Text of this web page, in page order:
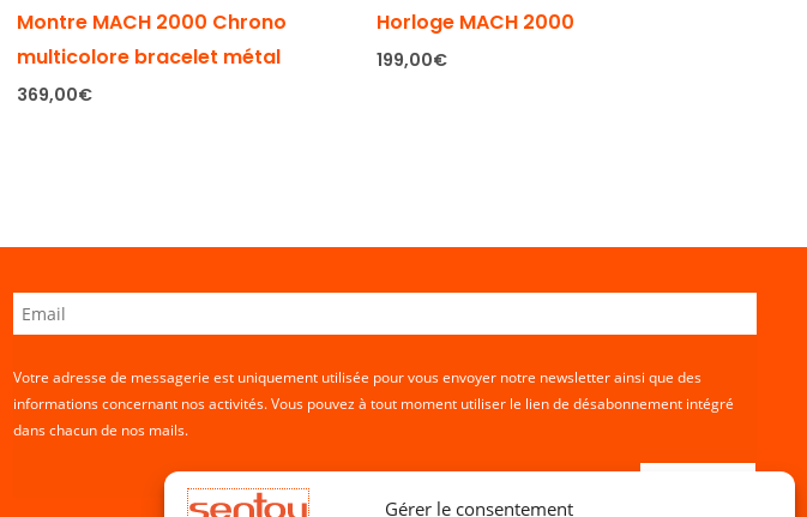
Gérer le consentement
Montre MACH 2000 Chrono
multicolore bracelet métal
369,00€
Horloge MACH 2000
199,00€
Votre adresse de messagerie est uniquement utilisée pour vous envoyer notre newsletter ainsi que des
informations concernant nos activités. Vous pouvez à tout moment utiliser le lien de désabonnement intégré
dans chacun de nos mails.